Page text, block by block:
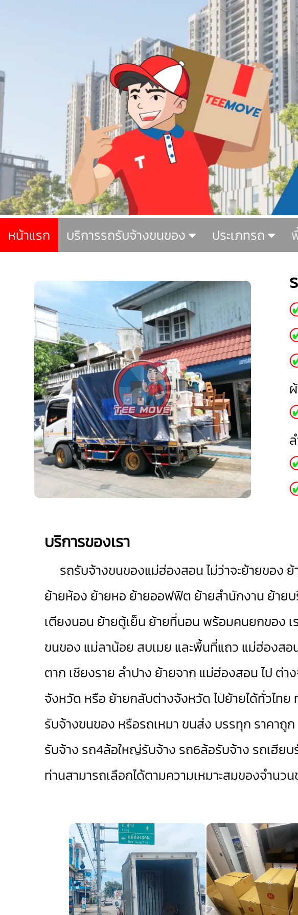
หน้าแรก บริการรถรับจ้างขนของ ประเภทรถ
บริการของเรา
รถรับจ้างขนของแม่ฮ่องสอนไม่ว่าจะย้ายของ
ย้ายห้อง ย้ายหอ ย้ายออฟฟิต ย้ายสำนักงาน ย้าย
เตียงนอน ย้ายตู้เย็น ย้ายที่นอน พร้อมคนยกของ เ
ขนของ แม่ลาน้อย สบเมย และพื้นที่แถว แม่ฮ่องสอ
ตาก เชียงราย ลำปาง ย้ายจาก แม่ฮ่องสอน ไป ต่า
จังหวัด หรือ ย้ายกลับต่างจังหวัด ไปย้ายได้ทั่วไทย
รับจ้างขนของ หรือรถเหมา ขนส่ง บรรทุก ราคาถูก
รับจ้าง รถ4ล้อใหญ่รับจ้าง รถ6ล้อรับจ้าง รถเฮียบ
ท่านสามารถเลือกได้ตามความเหมาะสมของจำนว